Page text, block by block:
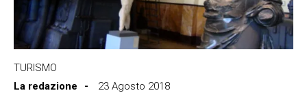
TURISMO
La redazione
23 Agosto 2018